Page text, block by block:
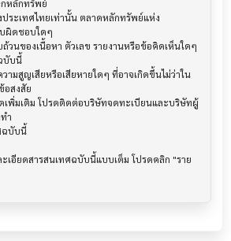
หลักทรัพย์
ระเทศไทยเท่านั้น ตลาดหลักทรัพย์แห่ง
ผิดชอบใดๆ
วนของเนื้อหา ตัวเลข รายงานหรือข้อคิดเห็นใดๆ
บับนี้
ามสูญเสียหรือเสียหายใดๆ ที่อาจเกิดขึ้นไม่ว่าใน
อสงสัย
เพิ่มเติม โปรดติดต่อบริษัทจดทะเบียนและบริษัทผู้
ำ
ฉบับนี้
เอียดสารสนเทศฉบับนี้แบบเต็ม โปรดคลิก "ราย